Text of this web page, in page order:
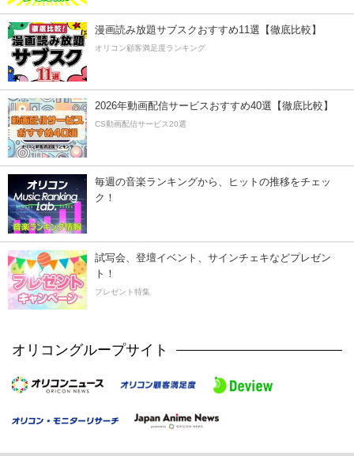
漫画読み放題サブスクおすすめ11選【徹底比較】
オリコン顧客満足度ランキング
2026年動画配信サービスおすすめ40選【徹底比較】
CS動画配信サービス20選
毎週の音楽ランキングから、ヒットの推移をチェッ
ク！
試写会、登壇イベント、サインチェキなどプレゼン
ト！
プレゼント特集
オリコングループサイト